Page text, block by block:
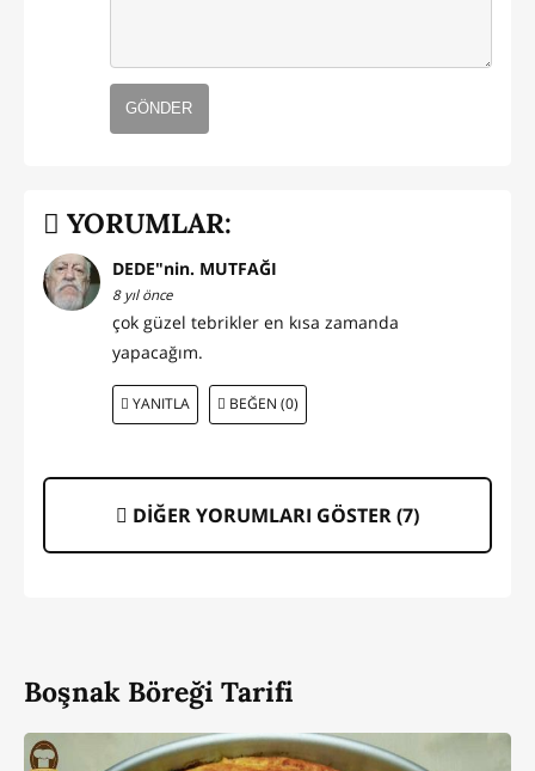
GÖNDER
YORUMLAR:
DEDE"nin. MUTFAĞI
8 yıl önce
çok güzel tebrikler en kısa zamanda
yapacağım.
YANITLA BEĞEN (0)
DİĞER YORUMLARI GÖSTER (7)
Boşnak Böreği Tarifi